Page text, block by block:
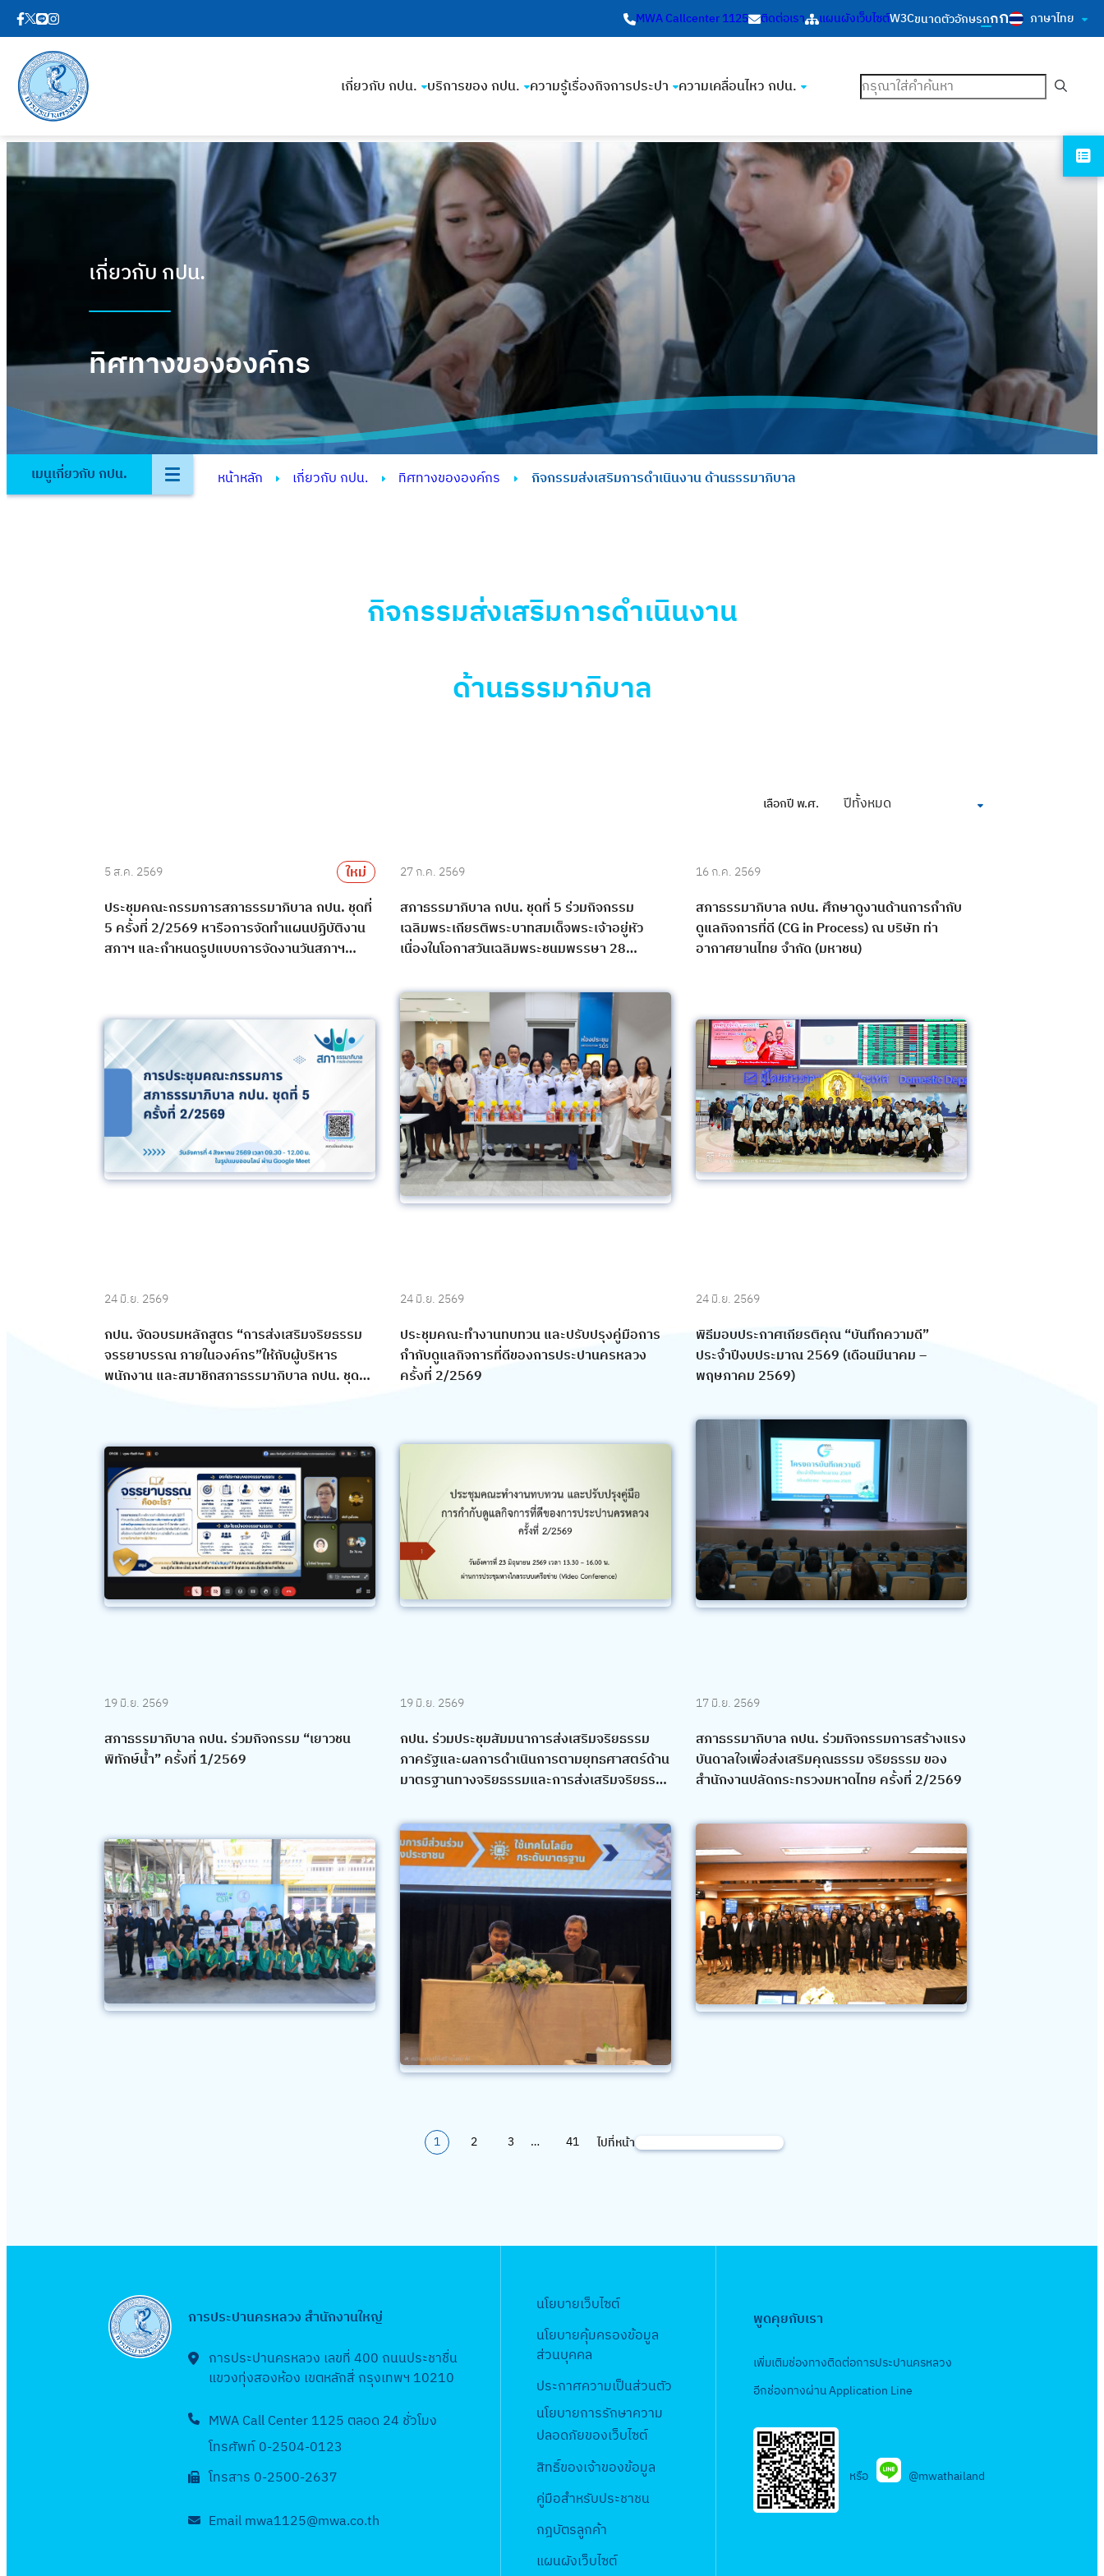
MWA Callcenter 1125 ติดต่อเรา แผนผังเว็บไซต์W3Cขนาดตัวอักษรกกก ภาษาไทย
เกี่ยวกับ กปน. บริการของ กปน. ความรู้เรื่องกิจการประปา ความเคลื่อนไหว กปน. ค้นหา
เกี่ยวกับ กปน.
ทิศทางขององค์กร
เมนูเกี่ยวกับ กปน. หน้าหลัก เกี่ยวกับ กปน. ทิศทางขององค์กร กิจกรรมส่งเสริมการดำเนินงาน ด้านธรรมาภิบาล
กิจกรรมส่งเสริมการดำเนินงาน
ด้านธรรมาภิบาล
เลือกปี พ.ศ. ปีทั้งหมด
5 ส.ค. 2569
ใหม่
ประชุมคณะกรรมการสภาธรรมาภิบาล กปน. ชุดที่
5 ครั้งที่ 2/2569 หารือการจัดทำแผนปฏิบัติงาน
สภาฯ และกำหนดรูปแบบการจัดงานวันสภาฯ
27 ก.ค. 2569
สภาธรรมาภิบาล กปน. ชุดที่ 5 ร่วมกิจกรรม
เฉลิมพระเกียรติพระบาทสมเด็จพระเจ้าอยู่หัว
เนื่องในโอกาสวันเฉลิมพระชนมพรรษา 28
16 ก.ค. 2569
สภาธรรมาภิบาล กปน. ศึกษาดูงานด้านการกำกับ
ดูแลกิจการที่ดี (CG in Process) ณ บริษัท ท่า
อากาศยานไทย จำกัด (มหาชน)
24 มิ.ย. 2569
กปน. จัดอบรมหลักสูตร “การส่งเสริมจริยธรรม
จรรยาบรรณ ภายในองค์กร”ให้กับผู้บริหาร
พนักงาน และสมาชิกสภาธรรมาภิบาล กปน. ชุดที่
24 มิ.ย. 2569
ประชุมคณะทำงานทบทวน และปรับปรุงคู่มือการ
กำกับดูแลกิจการที่ดีของการประปานครหลวง
ครั้งที่ 2/2569
24 มิ.ย. 2569
พิธีมอบประกาศเกียรติคุณ “บันทึกความดี”
ประจำปีงบประมาณ 2569 (เดือนมีนาคม –
พฤษภาคม 2569)
19 มิ.ย. 2569
สภาธรรมาภิบาล กปน. ร่วมกิจกรรม “เยาวชน
พิทักษ์น้ำ” ครั้งที่ 1/2569
19 มิ.ย. 2569
กปน. ร่วมประชุมสัมมนาการส่งเสริมจริยธรรม
ภาครัฐและผลการดำเนินการตามยุทธศาสตร์ด้าน
มาตรฐานทางจริยธรรมและการส่งเสริมจริยธรรม
17 มิ.ย. 2569
สภาธรรมาภิบาล กปน. ร่วมกิจกรรมการสร้างแรง
บันดาลใจเพื่อส่งเสริมคุณธรรม จริยธรรม ของ
สำนักงานปลัดกระทรวงมหาดไทย ครั้งที่ 2/2569
1 2 3 … 41 ไปที่หน้าค้นหา
การประปานครหลวง สำนักงานใหญ่
การประปานครหลวง เลขที่ 400 ถนนประชาชื่น
แขวงทุ่งสองห้อง เขตหลักสี่ กรุงเทพฯ 10210
MWA Call Center 1125 ตลอด 24 ชั่วโมง
โทรศัพท์ 0-2504-0123
โทรสาร 0-2500-2637
Email mwa1125@mwa.co.th
นโยบายเว็บไซต์
นโยบายคุ้มครองข้อมูล
ส่วนบุคคล
ประกาศความเป็นส่วนตัว
นโยบายการรักษาความ
ปลอดภัยของเว็บไซต์
สิทธิ์ของเจ้าของข้อมูล
คู่มือสำหรับประชาชน
กฎบัตรลูกค้า
แผนผังเว็บไซต์
พูดคุยกับเรา
เพิ่มเติมช่องทางติดต่อการประปานครหลวง
อีกช่องทางผ่าน Application Line
หรือ @mwathailand